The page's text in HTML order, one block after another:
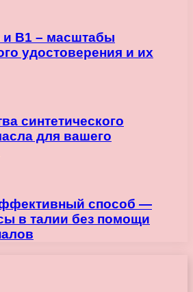
и B1 – масштабы
удостоверения и их
синтетического
для вашего
способ —
в талии без помощи